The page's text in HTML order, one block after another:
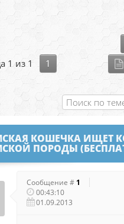
1 из 1 1
КОШЕЧКА ИЩЕТ
ПОРОДЫ
Сообщение # 1
00:43:10
01.09.2013